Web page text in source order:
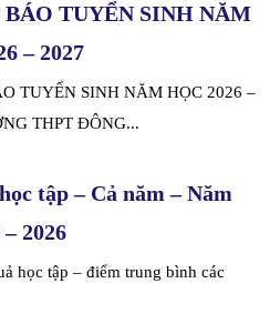
TUYỂN SINH NĂM
– 2027
TUYỂN SINH NĂM HỌC 2026 –
THPT ĐÔNG...
tập – Cả năm – Năm
2026
học tập – điểm trung bình các